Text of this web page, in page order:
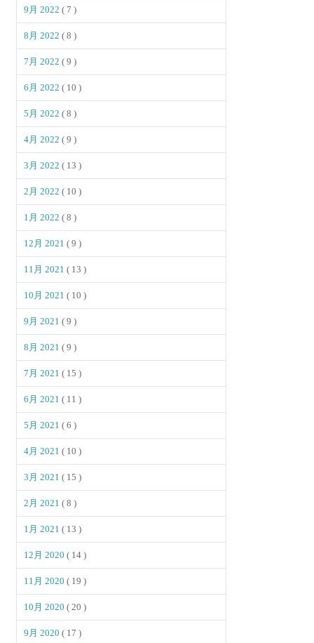
9月 2022( 7 )
8月 2022( 8 )
7月 2022( 9 )
6月 2022( 10 )
5月 2022( 8 )
4月 2022( 9 )
3月 2022( 13 )
2月 2022( 10 )
1月 2022( 8 )
12月 2021( 9 )
11月 2021( 13 )
10月 2021( 10 )
9月 2021( 9 )
8月 2021( 9 )
7月 2021( 15 )
6月 2021( 11 )
5月 2021( 6 )
4月 2021( 10 )
3月 2021( 15 )
2月 2021( 8 )
1月 2021( 13 )
12月 2020( 14 )
11月 2020( 19 )
10月 2020( 20 )
9月 2020( 17 )